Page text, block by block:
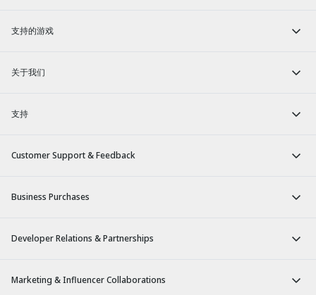
支持的游戏
关于我们
支持
Customer Support & Feedback
Business Purchases
Developer Relations & Partnerships
Marketing & Influencer Collaborations